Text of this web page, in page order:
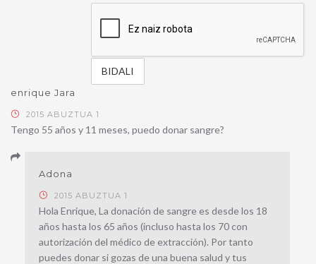
enrique Jara
2015 ABUZTUA 1
Tengo 55 años y 11 meses, puedo donar sangre?
Adona
2015 ABUZTUA 1
Hola Enrique, La donación de sangre es desde los 18
años hasta los 65 años (incluso hasta los 70 con
autorización del médico de extracción). Por tanto
puedes donar si gozas de una buena salud y tus